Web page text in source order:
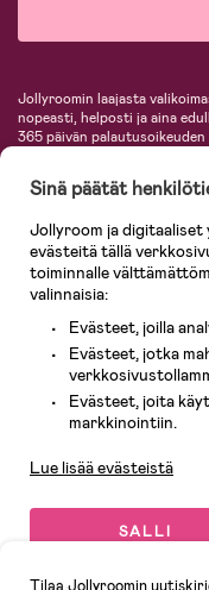
Jollyroomin laajasta
nopeasti, helposti ja aina
365 päivän
lastentarvikkeita sekä
KidKraft, Ergobaby, Philips
Tervetuloa shoppailemaan
verkkokauppaan!
Tilaa Jollyroomin
Sinä päätät
Jollyroom ja
evästeitä tällä
toiminnalle
valinnaisia:
Evästeet, joilla
Evästeet, jotka
Evästeet, joita
markkinointiin.
Lue lisää evästeistä
SALLI